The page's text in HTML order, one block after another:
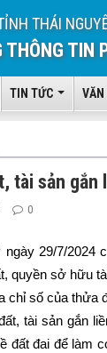
THÁI
THÔNG TIN
TIN TỨC VĂN
tài sản gắn
0
ngày 29/7/2024
quyền sở hữu
chỉ số của thửa
tài sản gắn
đất đai để làm